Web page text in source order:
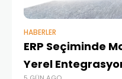
HABERLER
ERP Seçiminde
Yerel